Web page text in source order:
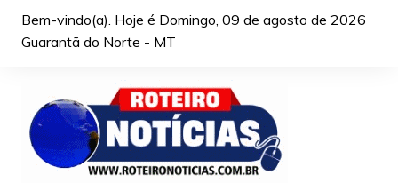
Bem-vindo(a). Hoje é Domingo, 09 de agosto de 2026
Guarantã do Norte - MT